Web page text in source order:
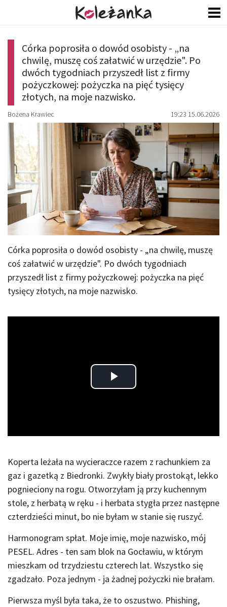
Córka poprosiła o dowód osobisty - „na
chwilę, muszę coś załatwić w urzędzie". Po
dwóch tygodniach przyszedł list z firmy
pożyczkowej: pożyczka na pięć tysięcy
złotych, na moje nazwisko.
Bożena Krawiec 19:23 15.06.2026
Córka poprosiła o dowód osobisty - „na chwilę, muszę
coś załatwić w urzędzie". Po dwóch tygodniach
przyszedł list z firmy pożyczkowej: pożyczka na pięć
tysięcy złotych, na moje nazwisko.
Play
Koperta leżała na wycieraczce razem z rachunkiem za
gaz i gazetką z Biedronki. Zwykły biały prostokąt, lekko
pognieciony na rogu. Otworzyłam ją przy kuchennym
stole, z herbatą w ręku - i herbata stygła przez następne
czterdzieści minut, bo nie byłam w stanie się ruszyć.
Harmonogram spłat. Moje imię, moje nazwisko, mój
PESEL. Adres - ten sam blok na Gocławiu, w którym
mieszkam od trzydziestu czterech lat. Wszystko się
zgadzało. Poza jednym - ja żadnej pożyczki nie brałam.
Pierwsza myśl była taka, że to oszustwo. Phishing,